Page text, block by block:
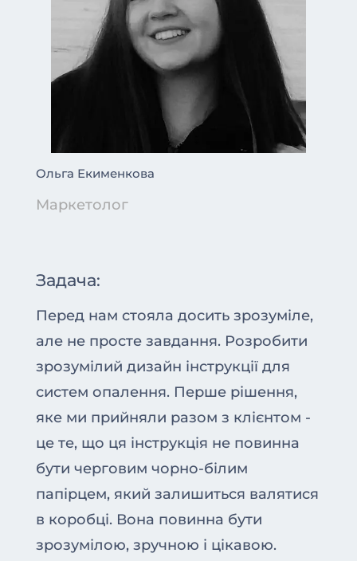
Ольга Екименкова
Маркетолог
Задача:
Перед нам стояла досить зрозуміле,
але не просте завдання. Розробити
зрозумілий дизайн інструкції для
систем опалення. Перше рішення,
яке ми прийняли разом з клієнтом -
це те, що ця інструкція не повинна
бути черговим чорно-білим
папірцем, який залишиться валятися
в коробці. Вона повинна бути
зрозумілою, зручною і цікавою.